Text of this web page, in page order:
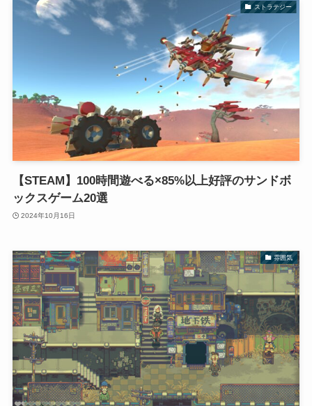
ストラテジー
【STEAM】100時間遊べる×85%以上好評のサンドボ
ックスゲーム20選
2024年10月16日
雰囲気